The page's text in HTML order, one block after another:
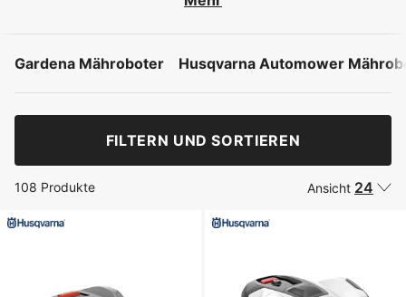
Gardena Mähroboter Husqvarna Automower
FILTERN UND SORTIEREN
108 Produkte Ansicht 24